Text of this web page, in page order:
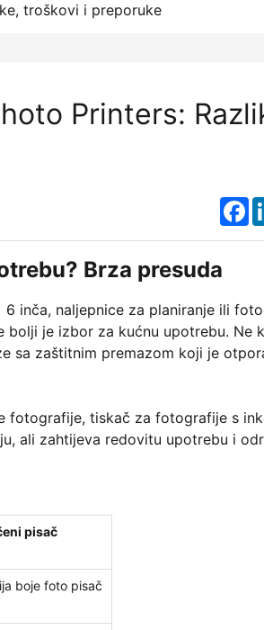
troškovi i preporuke
Printers:
Brza presuda
inča, naljepnice za planiranje ili
je izbor za kućnu upotrebu. Ne
sa zaštitnim premazom koji je
fotografije, tiskač za fotografije s
ali zahtijeva redovitu upotrebu i
pisač
boje foto pisač